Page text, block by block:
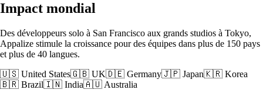
Impact mondial
Des développeurs solo à San Francisco aux grands studios à Tokyo,
Appalize stimule la croissance pour des équipes dans plus de 150 pays
et plus de 40 langues.
🇺🇸 United States🇬🇧 UK🇩🇪 Germany🇯🇵 Japan🇰🇷 Korea
🇧🇷 Brazil🇮🇳 India🇦🇺 Australia